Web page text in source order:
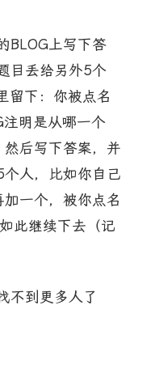
BLOG上写下答
目丢给另外5个
留下：你被点名
明是从哪一个
然后写下答案，并
人，比如你自己
一个，被你点名
此继续下去（记
不到更多人了